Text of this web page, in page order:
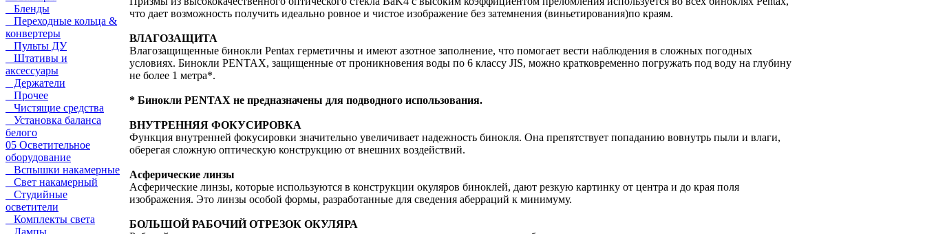
Бленды
Переходные кольца &
конвертеры
Пульты ДУ
Штативы и
аксессуары
Держатели
Прочее
Чистящие средства
Установка баланса
белого
05 Осветительное
оборудование
Вспышки накамерные
Свет накамерный
Студийные
осветители
Комплекты света
Лампы
что дает возможность получить идеально ровное и чистое изображение без затемнения (виньетирования)по краям.
ВЛАГОЗАЩИТА
Влагозащищенные бинокли Pentax герметичны и имеют азотное заполнение, что помогает вести наблюдения в сложных погодных
условиях. Бинокли PENTAX, защищенные от проникновения воды по 6 классу JIS, можно кратковременно погружать под воду на глубину
не более 1 метра*.
* Бинокли PENTAX не предназначены для подводного использования.
ВНУТРЕННЯЯ ФОКУСИРОВКА
Функция внутренней фокусировки значительно увеличивает надежность бинокля. Она препятствует попаданию вовнутрь пыли и влаги,
оберегая сложную оптическую конструкцию от внешних воздействий.
Асферические линзы
Асферические линзы, которые используются в конструкции окуляров биноклей, дают резкую картинку от центра и до края поля
изображения. Это линзы особой формы, разработанные для сведения аберраций к минимуму.
БОЛЬШОЙ РАБОЧИЙ ОТРЕЗОК ОКУЛЯРА